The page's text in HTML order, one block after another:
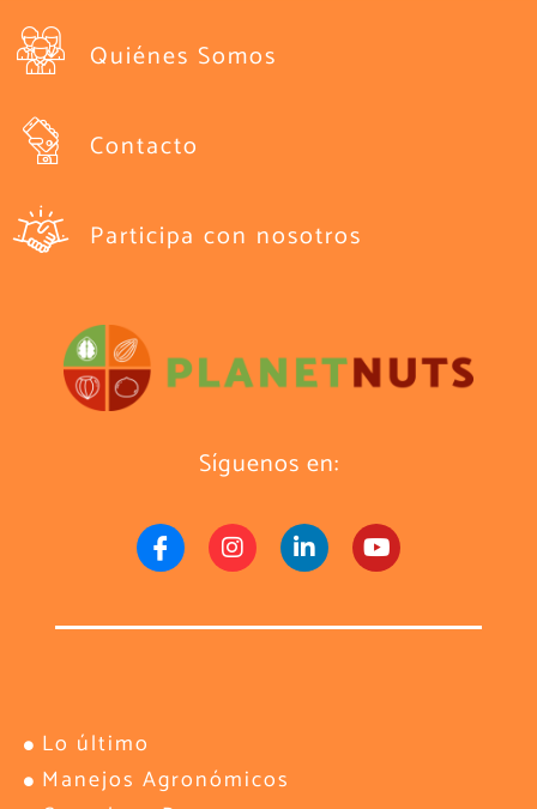
Quiénes Somos
Contacto
Participa con nosotros
Síguenos en:
Lo último
Manejos Agronómicos